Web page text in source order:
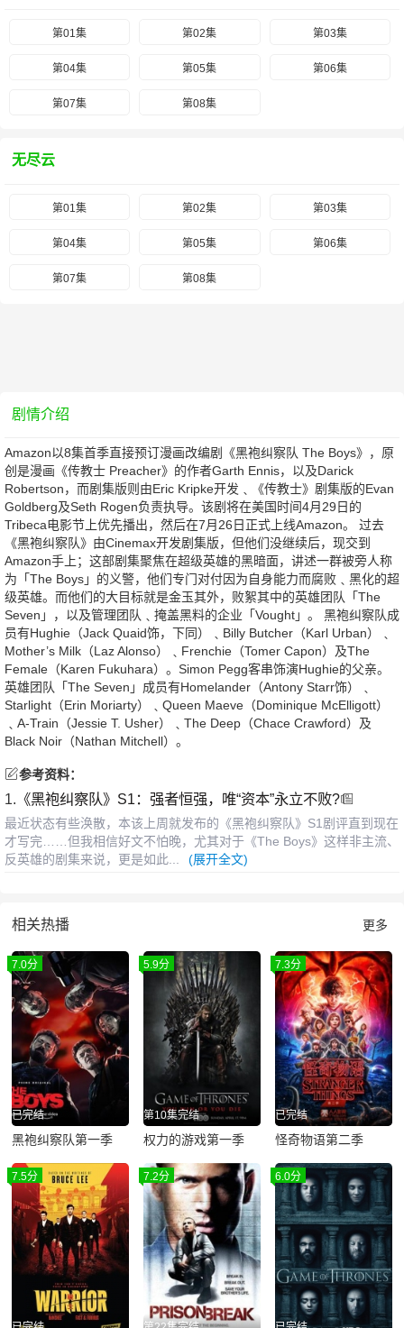
第01集 第02集 第03集
第04集 第05集 第06集
第07集 第08集
无尽云
第01集 第02集 第03集
第04集 第05集 第06集
第07集 第08集
剧情介绍
Amazon以8集首季直接预订漫画改编剧《黑袍纠察队 The Boys》，原
创是漫画《传教士 Preacher》的作者Garth Ennis，以及Darick
Robertson，而剧集版则由Eric Kripke开发﹑《传教士》剧集版的Evan
Goldberg及Seth Rogen负责执导。该剧将在美国时间4月29日的
Tribeca电影节上优先播出，然后在7月26日正式上线Amazon。 过去
《黑袍纠察队》由Cinemax开发剧集版，但他们没继续后，现交到
Amazon手上；这部剧集聚焦在超级英雄的黑暗面，讲述一群被旁人称
为「The Boys」的义警，他们专门对付因为自身能力而腐败﹑黑化的超
级英雄。而他们的大目标就是金玉其外，败絮其中的英雄团队「The
Seven」，以及管理团队﹑掩盖黑料的企业「Vought」。 黑袍纠察队成
员有Hughie（Jack Quaid饰，下同）﹑Billy Butcher（Karl Urban）﹑
Mother’s Milk（Laz Alonso）﹑Frenchie（Tomer Capon）及The
Female（Karen Fukuhara）。Simon Pegg客串饰演Hughie的父亲。
英雄团队「The Seven」成员有Homelander（Antony Starr饰）﹑
Starlight（Erin Moriarty）﹑Queen Maeve（Dominique McElligott）
﹑A-Train（Jessie T. Usher）﹑The Deep（Chace Crawford）及
Black Noir（Nathan Mitchell）。
参考资料：
1. 《黑袍纠察队》S1：强者恒强，唯“资本”永立不败?
最近状态有些涣散，本该上周就发布的《黑袍纠察队》S1剧评直到现在
才写完……但我相信好文不怕晚，尤其对于《The Boys》这样非主流、
反英雄的剧集来说，更是如此...
(展开全文)
相关热播 更多
7.0分
已完结
黑袍纠察队第一季
5.9分
第10集完结
权力的游戏第一季
7.3分
已完结
怪奇物语第二季
7.5分 7.2分 6.0分